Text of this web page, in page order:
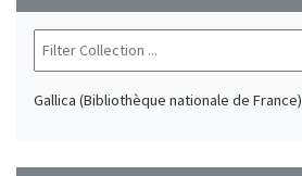
Gallica (Bibliothèque nationale de France)